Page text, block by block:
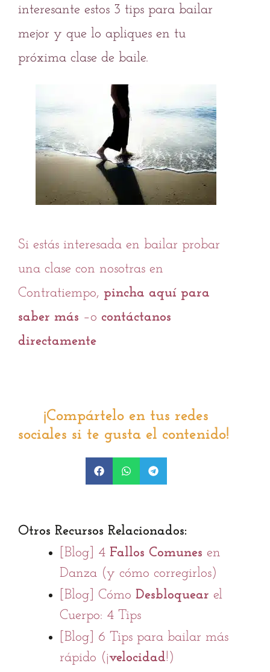
interesante estos 3 tips para bailar
mejor y que lo apliques en tu
próxima clase de baile.
Si estás interesada en bailar probar
una clase con nosotras en
Contratiempo, pincha aquí para
saber más –o contáctanos
directamente
¡Compártelo en tus redes
sociales si te gusta el contenido!
Otros Recursos Relacionados:
[Blog] 4 Fallos Comunes en
Danza (y cómo corregirlos)
[Blog] Cómo Desbloquear el
Cuerpo: 4 Tips
[Blog] 6 Tips para bailar más
rápido (¡velocidad!)